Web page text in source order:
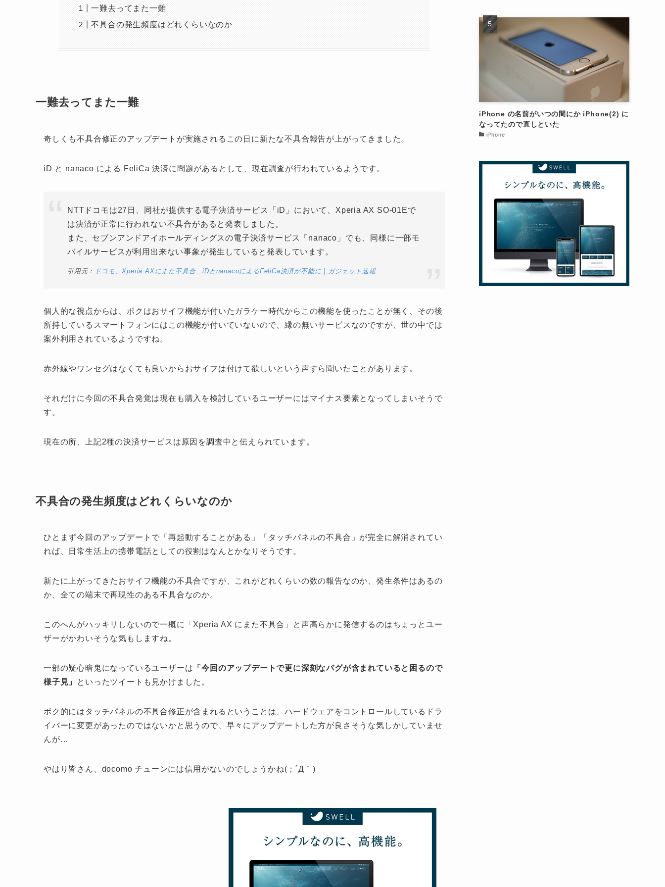
一難去ってまた一難
不具合の発生頻度はどれくらいなのか
一難去ってまた一難
奇しくも不具合修正のアップデートが実施されるこの日に新たな不具合報告が上がってきました。
iD と nanaco による FeliCa 決済に問題があるとして、現在調査が行われているようです。
NTTドコモは27日、同社が提供する電子決済サービス「iD」において、Xperia AX SO-01Eで
は決済が正常に行われない不具合があると発表しました。
また、セブンアンドアイホールディングスの電子決済サービス「nanaco」でも、同様に一部モ
バイルサービスが利用出来ない事象が発生していると発表しています。
引用元： ドコモ、Xperia AXにまた不具合 iDとnanacoによるFeliCa決済が不能に | ガジェット速報
個人的な視点からは、ボクはおサイフ機能が付いたガラケー時代からこの機能を使ったことが無く、その後
所持しているスマートフォンにはこの機能が付いていないので、縁の無いサービスなのですが、世の中では
案外利用されているようですね。
赤外線やワンセグはなくても良いからおサイフは付けて欲しいという声すら聞いたことがあります。
それだけに今回の不具合発覚は現在も購入を検討しているユーザーにはマイナス要素となってしまいそうで
す。
現在の所、上記2種の決済サービスは原因を調査中と伝えられています。
不具合の発生頻度はどれくらいなのか
ひとまず今回のアップデートで「再起動することがある」「タッチパネルの不具合」が完全に解消されてい
れば、日常生活上の携帯電話としての役割はなんとかなりそうです。
新たに上がってきたおサイフ機能の不具合ですが、これがどれくらいの数の報告なのか、発生条件はあるの
か、全ての端末で再現性のある不具合なのか。
このへんがハッキリしないので一概に「Xperia AX にまた不具合」と声高らかに発信するのはちょっとユー
ザーがかわいそうな気もしますね。
一部の疑心暗鬼になっているユーザーは 「今回のアップデートで更に深刻なバグが含まれていると困るので
様子見」
といったツイートも見かけました。
ボク的にはタッチパネルの不具合修正が含まれるということは、ハードウェアをコントロールしているドラ
イバーに変更があったのではないかと思うので、早々にアップデートした方が良さそうな気しかしていませ
んが…
やはり皆さん、docomo チューンには信用がないのでしょうかね(；´Д｀)
iPhone の名前がいつの間にか iPhone(2) に
なってたので直しといた
iPhone